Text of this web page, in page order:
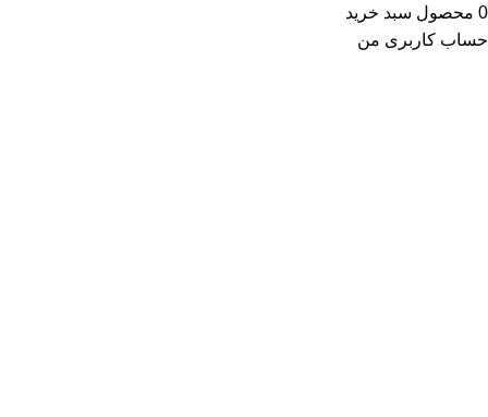
0 محصول سبد خرید
حساب کاربری من